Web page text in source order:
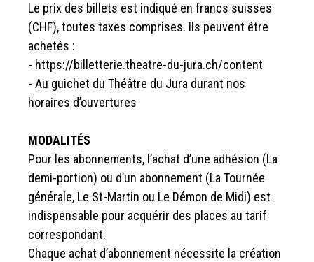
Le prix des billets est indiqué en francs suisses
(CHF), toutes taxes comprises. Ils peuvent être
achetés :
- https://billetterie.theatre-du-jura.ch/content
- Au guichet du Théâtre du Jura durant nos
horaires d’ouvertures
MODALITÉS
Pour les abonnements, l’achat d’une adhésion (La
demi-portion) ou d’un abonnement (La Tournée
générale, Le St-Martin ou Le Démon de Midi) est
indispensable pour acquérir des places au tarif
correspondant.
Chaque achat d’abonnement nécessite la création